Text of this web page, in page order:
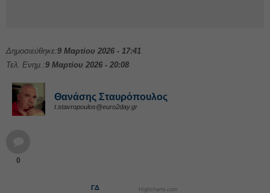
Δημοσιεύθηκε:9 Μαρτίου 2026 - 17:41
Τελ. Ενημ.:9 Μαρτίου 2026 - 20:08
Θανάσης Σταυρόπουλος
t.stavropoulos@euro2day.gr
0
ΓΔ Highcharts.com